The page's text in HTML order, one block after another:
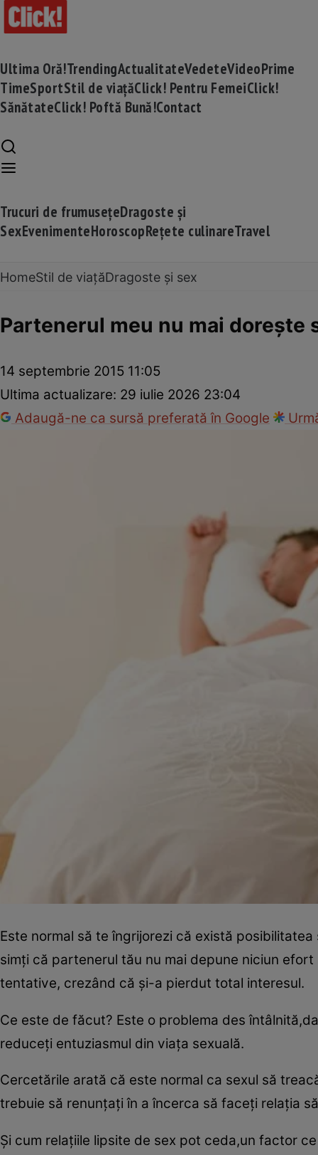
Ultima Oră!TrendingActualitateVedeteVideoPrime
TimeSportStil de viațăClick! Pentru FemeiClick!
SănătateClick! Poftă Bună!Contact
Trucuri de frumusețeDragoste și
SexEvenimenteHoroscopRețete culinareTravel
HomeStil de viațăDragoste și sex
Partenerul meu nu mai doreşte
14 septembrie 2015 11:05
Ultima actualizare: 29 iulie 2026 23:04
Adaugă-ne ca sursă preferată în Google
Este normal să te îngrijorezi că există
simţi că partenerul tău nu mai depune niciun
tentative, crezând că şi-a pierdut total interesul.
Ce este de făcut? Este o problema des
reduceţi entuziasmul din viaţa sexuală.
Cercetările arată că este normal ca sexul să
trebuie să renunţaţi în a încerca să faceţi relaţia
Şi cum relaţiile lipsite de sex pot ceda,un factor